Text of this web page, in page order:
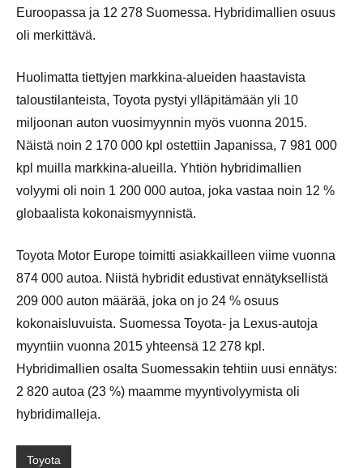
Euroopassa ja 12 278 Suomessa. Hybridimallien osuus
oli merkittävä.
Huolimatta tiettyjen markkina-alueiden haastavista
taloustilanteista, Toyota pystyi ylläpitämään yli 10
miljoonan auton vuosimyynnin myös vuonna 2015.
Näistä noin 2 170 000 kpl ostettiin Japanissa, 7 981 000
kpl muilla markkina-alueilla. Yhtiön hybridimallien
volyymi oli noin 1 200 000 autoa, joka vastaa noin 12 %
globaalista kokonaismyynnistä.
Toyota Motor Europe toimitti asiakkailleen viime vuonna
874 000 autoa. Niistä hybridit edustivat ennätyksellistä
209 000 auton määrää, joka on jo 24 % osuus
kokonaisluvuista. Suomessa Toyota- ja Lexus-autoja
myyntiin vuonna 2015 yhteensä 12 278 kpl.
Hybridimallien osalta Suomessakin tehtiin uusi ennätys:
2 820 autoa (23 %) maamme myyntivolyymista oli
hybridimalleja.
Toyota